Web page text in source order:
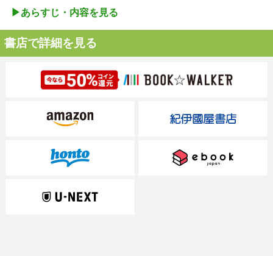
▶︎あらすじ・内容を見る
書店で詳細を見る